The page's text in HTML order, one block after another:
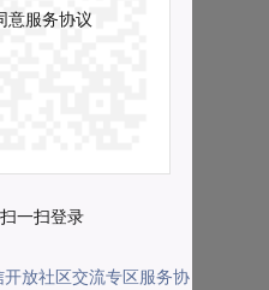
意服务协议
一扫登录
开放社区交流专区服务协